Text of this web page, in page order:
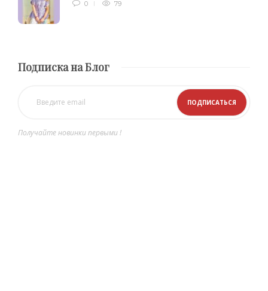
0 79
Подписка на Блог
Получайте новинки первыми !